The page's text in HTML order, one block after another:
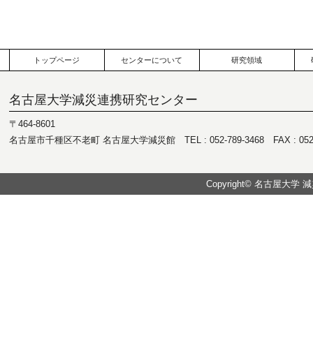
トップページ センターについて 研究領域
名古屋大学減災連携研究センター
〒464-8601
名古屋市千種区不老町 名古屋大学減災館 TEL : 052-789-3468 FAX :
Copyright© 名古屋大学